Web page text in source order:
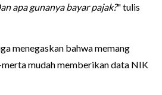
apa gunanya bayar pajak?" tulis
menegaskan bahwa memang
mudah memberikan data NIK